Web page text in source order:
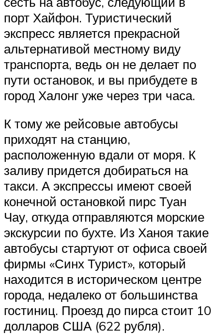
порт Хайфон. Туристический
экспресс является прекрасной
альтернативой местному виду
транспорта, ведь он не делает по
пути остановок, и вы прибудете в
город Халонг уже через три часа.
К тому же рейсовые автобусы
приходят на станцию,
расположенную вдали от моря. К
заливу придется добираться на
такси. А экспрессы имеют своей
конечной остановкой пирс Туан
Чау, откуда отправляются морские
экскурсии по бухте. Из Ханоя такие
автобусы стартуют от офиса своей
фирмы «Синх Турист», который
находится в историческом центре
города, недалеко от большинства
гостиниц. Проезд до пирса стоит 10
долларов США (622 рубля).